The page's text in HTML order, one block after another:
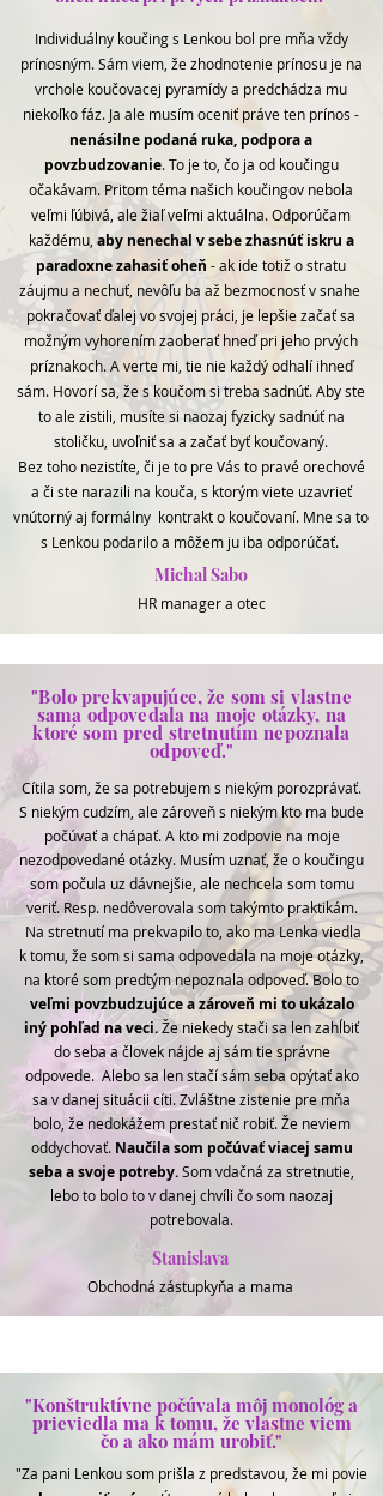
Individuálny koučing s Lenkou bol pre mňa vždy
prínosným. Sám viem, že zhodnotenie prínosu je na
vrchole koučovacej pyramídya predchádza mu
niekoľko fáz. Ja ale musím oceniť práve ten prínos -
nenásilne podaná ruka, podpora a
povzbudzovanie.To je to, čo ja od koučingu
očakávam. Pritom téma našich koučingov nebola
veľmi ľúbivá, ale žiaľ veľmi aktuálna.Odporúčam
každému, aby nenechal v sebe zhasnúť iskru a
paradoxne zahasiť oheň - ak ide totiž o stratu
záujmu a nechuť, nevôľu ba až bezmocnosť v snahe
pokračovať ďalej vo svojej práci, je lepšie začať sa
možným vyhorením zaoberať hneď pri jeho prvých
príznakoch. A verte mi, tie nie každý odhalí ihneď
sám. Hovorí sa, že s koučom si treba sadnúť. Aby ste
to ale zistili, musíte si naozaj fyzicky sadnúť na
stoličku, uvoľniť sa a začať byť koučovaný.
Bez toho nezistíte, či je to pre Vás to pravé orechové
a či ste narazili na kouča, s ktorým viete uzavrieť
vnútorný aj formálny kontrakt o koučovaní. Mne sa to
s Lenkou podarilo a môžem ju iba odporúčať.
Michal Sabo
HR manager a otec
"Bolo prekvapujúce, že som si vlastne
sama odpovedala na moje otázky, na
ktoré som pred stretnutím nepoznala
odpoveď."
Cítila som, že sa potrebujem s niekým porozprávať.
S niekým cudzím, ale zároveň s niekým kto ma bude
počúvať a chápať. A kto mi zodpovie na moje
nezodpovedané otázky. Musím uznať, že o koučingu
som počula uz dávnejšie, ale nechcela som tomu
veriť. Resp. nedôverovala som takýmto praktikám.
Na stretnutí ma prekvapilo to, ako ma Lenka viedla
k tomu, že som si sama odpovedala na moje otázky,
na ktoré som predtým nepoznala odpoveď. Bolo to
veľmi povzbudzujúce a zároveň mi to ukázalo
iný pohľad na veci.Že niekedy stači sa len zahĺbiť
do seba a človek nájde aj sám tie správne
odpovede. Alebo sa len stačí sám seba opýtať ako
sa v danej situácii cíti. Zvláštne zistenie pre mňa
bolo, že nedokážem prestať nič robiť. Že neviem
oddychovať. Naučila som počúvať viacej samu
seba a svoje potreby.Som vdačná za stretnutie,
lebo to bolo to v danej chvíli čo som naozaj
potrebovala.
Stanislava
Obchodná zástupkyňa a mama
"Konštruktívne počúvala môj monológ a
prieviedla ma k tomu, že vlastne viem
čo a ako mám urobiť."
"Za pani Lenkou som prišla z predstavou, že mi povie